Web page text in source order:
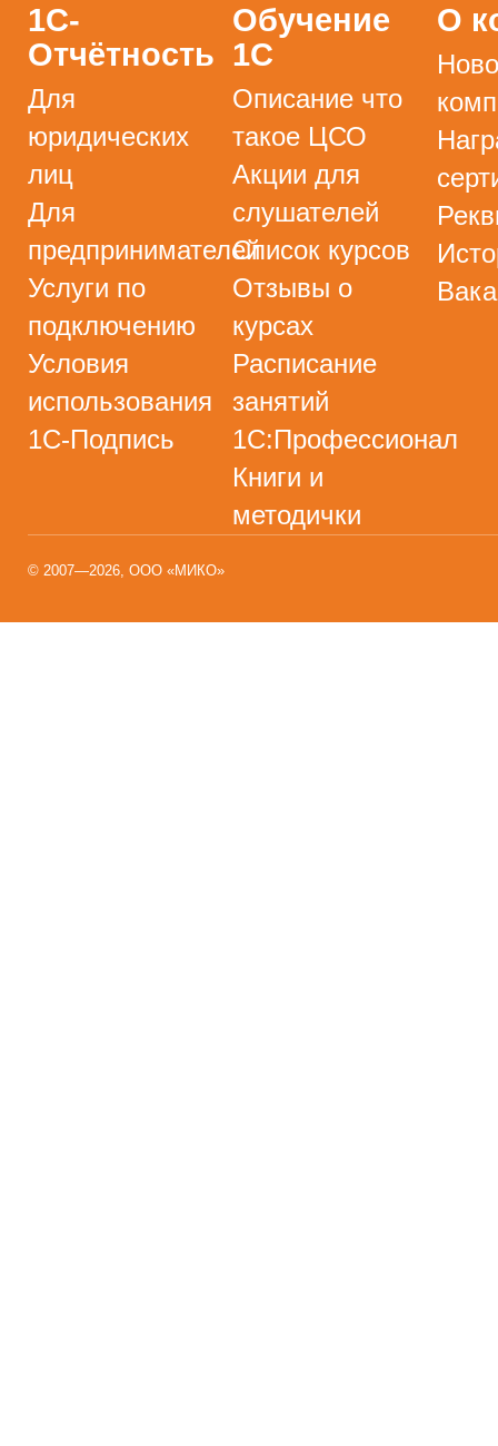
1С-
Отчётность
Для
юридических
лиц
Для
предпринимателей
Услуги по
подключению
Условия
использования
1С-Подпись
Обучение
1С
Описание что
такое ЦСО
Акции для
слушателей
Список курсов
Отзывы о
курсах
Расписание
занятий
1С:Профессионал
Книги и
методички
О
© 2007—2026, ООО «МИКО»